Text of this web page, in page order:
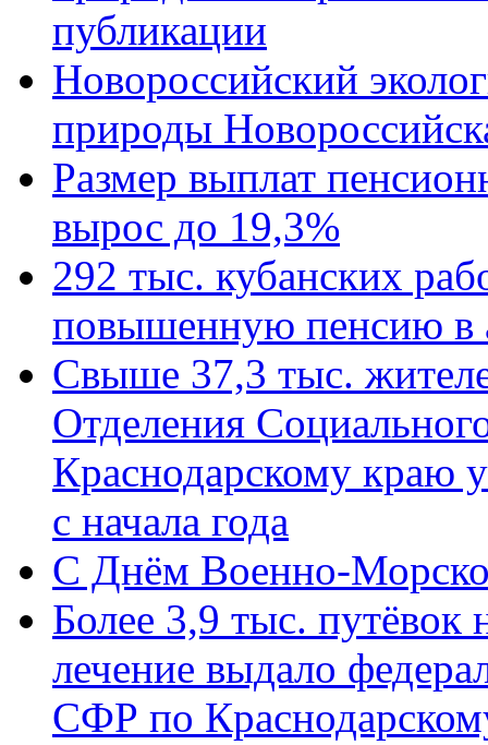
публикации
Новороссийский
природы
Размер выплат
вырос до 19,3%
292 тыс. кубанских
повышенную пенсию в
Свыше 37,3 тыс.
Отделения
Краснодарскому краю
с начала года
C Днём Военно-
Более 3,9 тыс. путёвок
лечение выдало
СФР по